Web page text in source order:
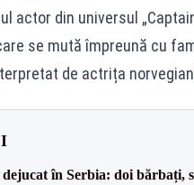
actor din universul
se mută împreună cu
de actrița
în Serbia: doi bărbați,